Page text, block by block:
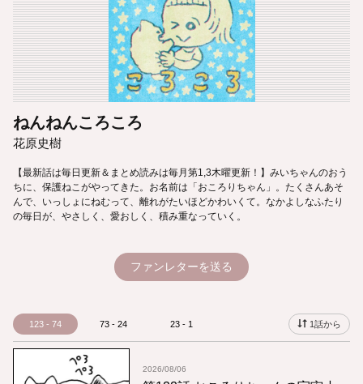
ねんねんころころ
花原史樹
【最新話は毎日更新＆まとめ読みは毎月第1,3木曜更新！】みいちゃんのおう
ちに、保護ねこがやってきた。お名前は「おころりちゃん」。たくさんあそ
んで、いっしょにねむって、離れがたいほどかわいくて。なかよしなふたり
の毎日が、やさしく、愛おしく、積み重なっていく。
ファンレターを送る
123 - 74 73 - 24 23 - 1 1話から
2026/08/06